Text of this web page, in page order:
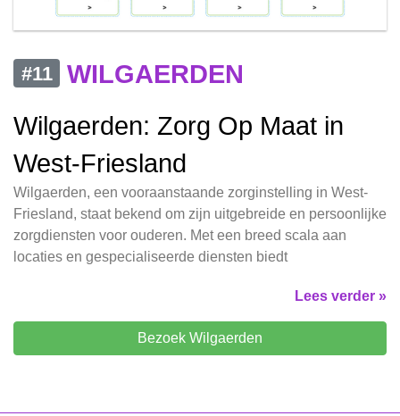
#11
WILGAERDEN
Wilgaerden: Zorg Op Maat in
West-Friesland
Wilgaerden, een vooraanstaande zorginstelling in West-
Friesland, staat bekend om zijn uitgebreide en persoonlijke
zorgdiensten voor ouderen. Met een breed scala aan
locaties en gespecialiseerde diensten biedt
Lees verder »
Bezoek Wilgaerden